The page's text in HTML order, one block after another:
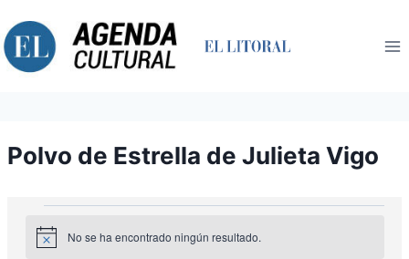
al
contenido
Polvo de Estrella de Julieta Vigo
Aviso No se ha encontrado ningún resultado.